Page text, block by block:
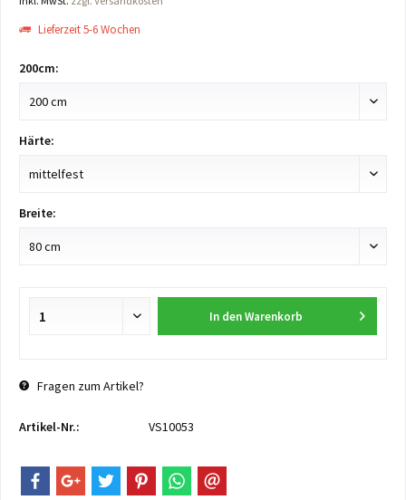
Lieferzeit 5-6 Wochen
200cm:
Härte:
Breite:
In den Warenkorb
Fragen zum Artikel?
Artikel-Nr.: VS10053